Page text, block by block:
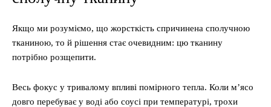
Якщо ми розуміємо, що жорсткість спричинена сполучною
тканиною, то й рішення стає очевидним: цю тканину
потрібно розщепити.
Весь фокус у тривалому впливі помірного тепла. Коли м’ясо
довго перебуває у воді або соусі при температурі, трохи